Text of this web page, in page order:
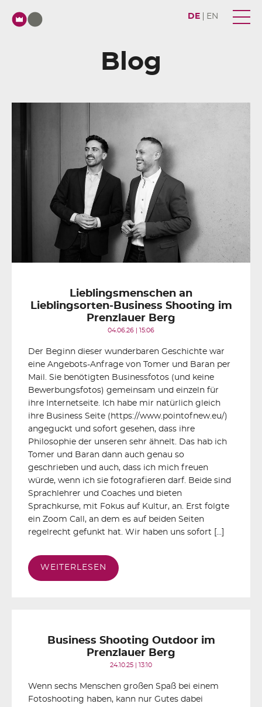
DE EN
Blog
Lieblingsmenschen an
Lieblingsorten-Business Shooting im
Prenzlauer Berg
04.06.26 | 15:06
Der Beginn dieser wunderbaren Geschichte war
eine Angebots-Anfrage von Tomer und Baran per
Mail. Sie benötigten Businessfotos (und keine
Bewerbungsfotos) gemeinsam und einzeln für
ihre Internetseite. Ich habe mir natürlich gleich
ihre Business Seite (https://www.pointofnew.eu/)
angeguckt und sofort gesehen, dass ihre
Philosophie der unseren sehr ähnelt. Das hab ich
Tomer und Baran dann auch genau so
geschrieben und auch, dass ich mich freuen
würde, wenn ich sie fotografieren darf. Beide sind
Sprachlehrer und Coaches und bieten
Sprachkurse, mit Fokus auf Kultur, an. Erst folgte
ein Zoom Call, an dem es auf beiden Seiten
regelrecht gefunkt hat. Wir haben uns sofort […]
WEITERLESEN
Business Shooting Outdoor im
Prenzlauer Berg
24.10.25 | 13:10
Wenn sechs Menschen großen Spaß bei einem
Fotoshooting haben, kann nur Gutes dabei